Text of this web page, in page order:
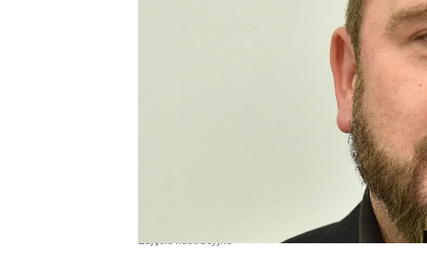
Zdjęcie ilustracyjne